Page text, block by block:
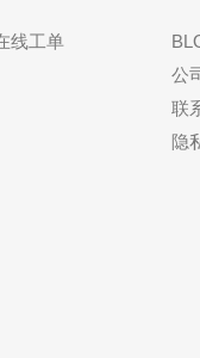
线工单
公
联
隐